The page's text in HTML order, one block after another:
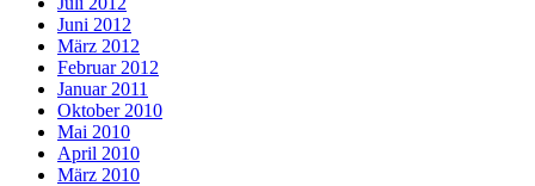
Juni 2012
März 2012
Februar 2012
Januar 2011
Oktober 2010
Mai 2010
April 2010
März 2010